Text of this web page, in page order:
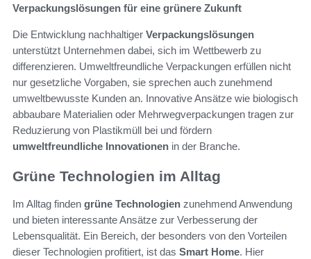
Verpackungslösungen für eine grünere Zukunft
Die Entwicklung nachhaltiger Verpackungslösungen
unterstützt Unternehmen dabei, sich im Wettbewerb zu
differenzieren. Umweltfreundliche Verpackungen erfüllen nicht
nur gesetzliche Vorgaben, sie sprechen auch zunehmend
umweltbewusste Kunden an. Innovative Ansätze wie biologisch
abbaubare Materialien oder Mehrwegverpackungen tragen zur
Reduzierung von Plastikmüll bei und fördern
umweltfreundliche Innovationen in der Branche.
Grüne Technologien im Alltag
Im Alltag finden grüne Technologien zunehmend Anwendung
und bieten interessante Ansätze zur Verbesserung der
Lebensqualität. Ein Bereich, der besonders von den Vorteilen
dieser Technologien profitiert, ist das Smart Home. Hier